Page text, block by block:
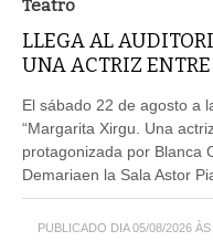
Teatro
LLEGA AL
UNA ACTRIZ
El sábado 22 de agosto a
“Margarita Xirgu. Una
protagonizada por Blanca
Demariaen la Sala Astor
PUBLICADO DIA 05/08/2026